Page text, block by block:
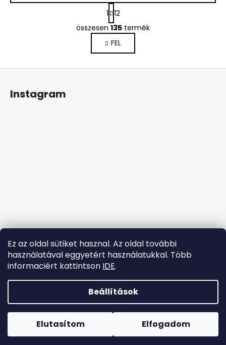
Ez az oldal sütiket hasznal. Az oldal további
használatával eggyetért használatukkal. Több
informaciért kattintson IDE.
Beállítások
Elutasítom Elfogadom
L
i
s
t
a
e
L
a
p
o
z
á
1 12
összesen 135 termék
FEL
L
Instagram
Copyright 2026tanccipok.hu. Minden jog fenntartva.
Süti beállítások szerkesztése